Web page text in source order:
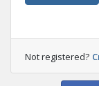
Not registered?